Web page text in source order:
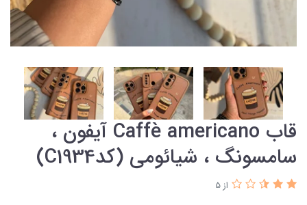
قاب Caffè americano آیفون ،
سامسونگ ، شیائومی (کدC1934)
از 5